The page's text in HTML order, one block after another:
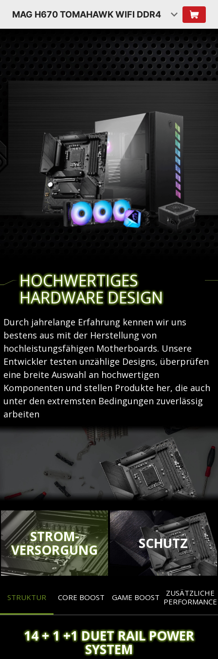
MAG H670 TOMAHAWK WIFI DDR4
HOCHWERTIGES
HARDWARE DESIGN
Durch jahrelange Erfahrung kennen wir uns
bestens aus mit der Herstellung von
hochleistungsfähigen Motherboards. Unsere
Entwickler testen unzählige Designs, überprüfen
eine breite Auswahl an hochwertigen
Komponenten und stellen Produkte her, die auch
unter den extremsten Bedingungen zuverlässig
arbeiten
STROM-
VERSORGUNG SCHUTZ
STRUKTUR CORE BOOST GAME BOOST
ZUSÄTZLICHE
PERFORMANCE
14 + 1 +1 DUET RAIL POWER
SYSTEM